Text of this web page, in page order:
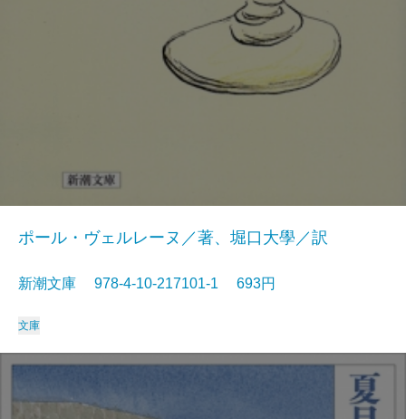
ポール・ヴェルレーヌ／著、堀口大學／訳
新潮文庫 978-4-10-217101-1 693円
文庫